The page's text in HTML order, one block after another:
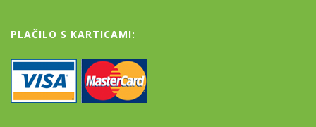
PLAČILO S KARTICAMI: